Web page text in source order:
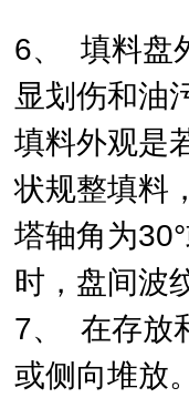
6、 填料盘
显划伤和油
填料外观是
状规整填料
塔轴角为
时，盘间波
7、 在存放
或侧向堆放